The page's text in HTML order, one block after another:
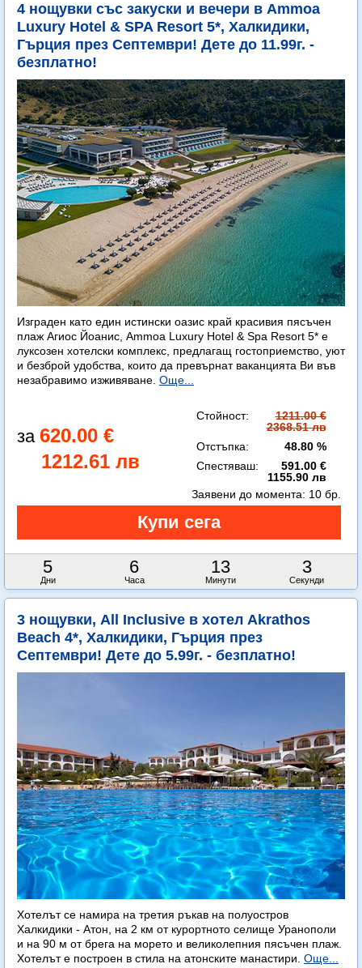
4 нощувки със закуски и вечери в Ammoa
Luxury Hotel & SPA Resort 5*, Халкидики,
Гърция през Септември! Дете до 11.99г. -
безплатно!
Изграден като един истински оазис край красивия пясъчен
плаж Агиос Йоанис, Ammoa Luxury Hotel & Spa Resort 5* е
луксозен хотелски комплекс, предлагащ гостоприемство, уют
и безброй удобства, които да превърнат ваканцията Ви във
незабравимо изживяване. Още...
620.00 €
1212.61 лв
Стойност:
1211.00 €
2368.51 лв
Отстъпка:
48.80 %
Спестяваш:
591.00 €
1155.90 лв
5
Дни
6
Часа
13
Минути
0
Секунди
Заявени до момента: 10 бр.
3 нощувки, All Inclusive в хотел Akrathos
Beach 4*, Халкидики, Гърция през
Септември! Дете до 5.99г. - безплатно!
Хотелът се намира на третия ръкав на полуостров
Халкидики - Атон, на 2 км от курортното селище Уранополи
и на 90 м от брега на морето и великолепния пясъчен плаж.
Хотелът е построен в стила на атонските манастири. Още...